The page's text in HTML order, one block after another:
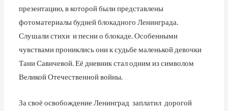
презентацию, в которой были представлены
фотоматериалы будней блокадного Ленинграда.
Слушали стихи и песни о блокаде. Особенными
чувствами прониклись они к судьбе маленькой девочки
Тани Савичевой. Её дневник стал одним из символом
Великой Отечественной войны.
За своё освобождение Ленинград заплатил дорогой